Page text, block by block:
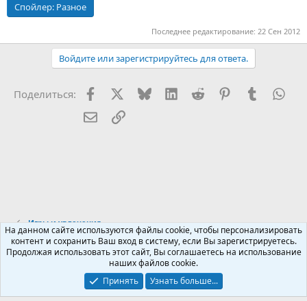
Спойлер: Разное
Последнее редактирование: 22 Сен 2012
Войдите или зарегистрируйтесь для ответа.
Поделиться: FacebookX (Twitter)
BlueskyLinkedInReddit PinterestTumblr
Электронная почта
Ссылка
Игры и увлечения
Russian (RU)
Условия и правила
Политика конфиденциальности
Помощь
На данном сайте используются файлы cookie, чтобы персонализировать
контент и сохранить Ваш вход в систему, если Вы зарегистрируетесь.
Продолжая использовать этот сайт, Вы соглашаетесь на использование
наших файлов cookie.
Принять
Узнать больше...